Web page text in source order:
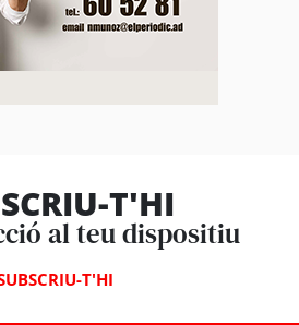
T'HI
al teu dispositiu
T'HI